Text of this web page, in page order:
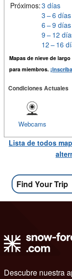
Próximos:3 días
3 – 6 días
6 – 9 días
9 – 12
12 – 16
Mapas de nieve de
para miembros.
Condiciones Actuales
Webcams
Lista de todos
Find Your Trip
Descubre nuestra